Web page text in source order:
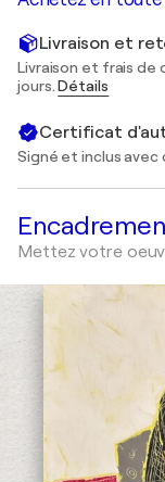
Livraison et
Livraison et frais de
jours.Détails
Certificat
Signé et inclus
Mettez votre